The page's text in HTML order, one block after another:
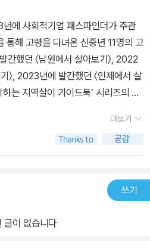
에 사회적기업 패스파인더가 주관
통해 고령을 다녀온 신중년 11명의 고
했던 〈남원에서 살아보기〉, 2022
〉, 2023년에 발간했던 〈인제에서 살
하는 지역살이 가이드북’ 시리즈의 네
트’의 일환으로 진행되었다. 생활인
류하면서 생활을 영위하는 사람을 가
, 주소를 정해 거주하는 인구)뿐만
역의 인구로 간주하는 새로운 인구
화 예술, 지역 비즈니스, 귀농과 귀촌,
더보기
쓰기
글이 없습니다